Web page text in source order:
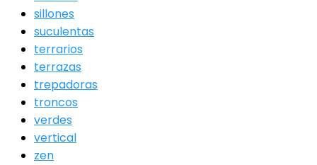
sillones
suculentas
terrarios
terrazas
trepadoras
troncos
verdes
vertical
zen